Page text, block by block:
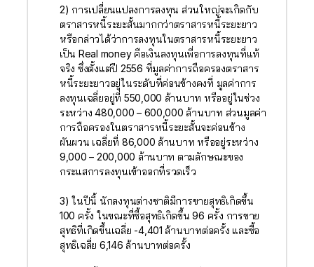
2) การเปลี่ยนแปลงการลงทุน ส่วนใหญ่จะเกิดกับ
ตราสารหนี้ระยะสั้นมากกว่าตราสารหนี้ระยะยาว
หรือกล่าวได้ว่าการลงทุนในตราสารหนี้ระยะยาว
เป็น Real money คือเงินลงทุนเพื่อการลงทุนที่แท้
จริง ซึ่งตั้งแต่ปี 2556 ที่มูลค่าการถือครองตราสาร
หนี้ระยะยาวอยู่ในระดับที่ค่อนข้างคงที่ มูลค่าการ
ลงทุนเฉลี่ยอยู่ที่ 550,000 ล้านบาท หรืออยู่ในช่วง
ระหว่าง 480,000 – 600,000 ล้านบาท ส่วนมูลค่า
การถือครองในตราสารหนี้ระยะสั้นจะค่อนข้าง
ผันผวน เฉลี่ยที่ 86,000 ล้านบาท หรืออยู่ระหว่าง
9,000 – 200,000 ล้านบาท ตามลักษณะของ
กระแสการลงทุนเข้าออกที่รวดเร็ว
3) ในปีนี้ นักลงทุนต่างชาติมีการขายสุทธิเกิดขึ้น
100 ครั้ง ในขณะที่ซื้อสุทธิเกิดขึ้น 96 ครั้ง การขาย
สุทธิที่เกิดขึ้นเฉลี่ย -4,401 ล้านบาทต่อครั้ง และซื้อ
สุทธิเฉลี่ย 6,146 ล้านบาทต่อครั้ง